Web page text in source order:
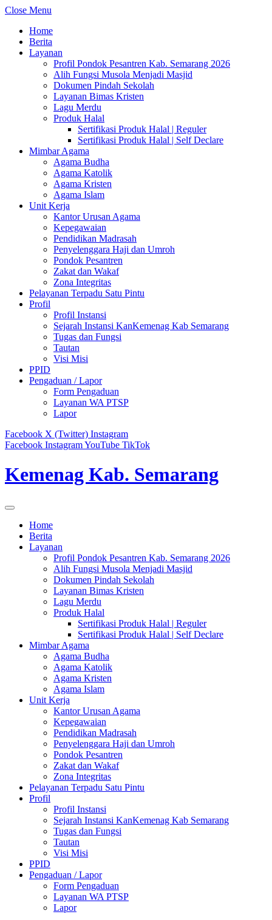
Close Menu
Home
Berita
Layanan
Profil Pondok Pesantren Kab. Semarang 2026
Alih Fungsi Musola Menjadi Masjid
Dokumen Pindah Sekolah
Layanan Bimas Kristen
Lagu Merdu
Produk Halal
Sertifikasi Produk Halal | Reguler
Sertifikasi Produk Halal | Self Declare
Mimbar Agama
Agama Budha
Agama Katolik
Agama Kristen
Agama Islam
Unit Kerja
Kantor Urusan Agama
Kepegawaian
Pendidikan Madrasah
Penyelenggara Haji dan Umroh
Pondok Pesantren
Zakat dan Wakaf
Zona Integritas
Pelayanan Terpadu Satu Pintu
Profil
Profil Instansi
Sejarah Instansi KanKemenag Kab Semarang
Tugas dan Fungsi
Tautan
Visi Misi
PPID
Pengaduan / Lapor
Form Pengaduan
Layanan WA PTSP
Lapor
Facebook X (Twitter) Instagram
Facebook InstagramYouTube TikTok
Kemenag Kab. Semarang
Home
Berita
Layanan
Profil Pondok Pesantren Kab. Semarang 2026
Alih Fungsi Musola Menjadi Masjid
Dokumen Pindah Sekolah
Layanan Bimas Kristen
Lagu Merdu
Produk Halal
Sertifikasi Produk Halal | Reguler
Sertifikasi Produk Halal | Self Declare
Mimbar Agama
Agama Budha
Agama Katolik
Agama Kristen
Agama Islam
Unit Kerja
Kantor Urusan Agama
Kepegawaian
Pendidikan Madrasah
Penyelenggara Haji dan Umroh
Pondok Pesantren
Zakat dan Wakaf
Zona Integritas
Pelayanan Terpadu Satu Pintu
Profil
Profil Instansi
Sejarah Instansi KanKemenag Kab Semarang
Tugas dan Fungsi
Tautan
Visi Misi
PPID
Pengaduan / Lapor
Form Pengaduan
Layanan WA PTSP
Lapor